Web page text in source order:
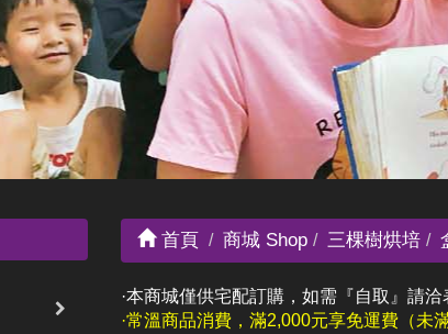
首頁 商城 Shop 三棵樹烘培
·本商城僅供宅配訂購，如需『自取』請洽
·常溫商品消費，滿2,000元享免運費（未